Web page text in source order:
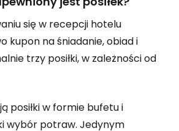
się w recepcji hotelu
kupon na śniadanie, obiad i
trzy posiłki, w zależności od
posiłki w formie bufetu i
wybór potraw. Jedynym